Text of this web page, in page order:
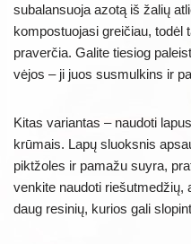
subalansuoja azotą iš žalių
kompostuojasi greičiau, todėl
praverčia. Galite tiesiog
vėjos – ji juos susmulkins ir
Kitas variantas – naudoti
krūmais. Lapų sluoksnis
piktžoles ir pamažu suyra,
venkite naudoti riešutmedžių,
daug resinių, kurios gali